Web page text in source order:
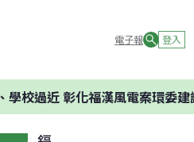
電子報 登入
彰化福漢風電案環委建議不應開